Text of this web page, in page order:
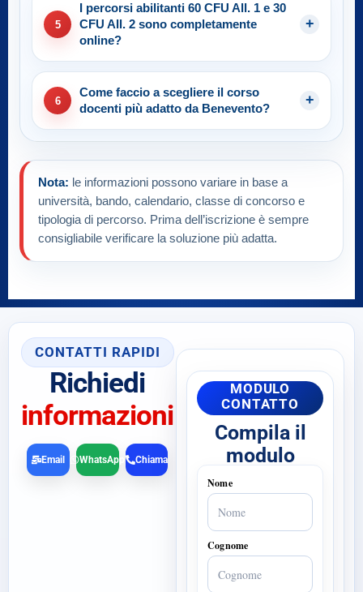
5
I percorsi abilitanti 60 CFU All. 1 e 30
CFU All. 2 sono completamente
online?
6
Come faccio a scegliere il corso
docenti più adatto da Benevento?
Nota: le informazioni possono variare in base a
università, bando, calendario, classe di concorso e
tipologia di percorso. Prima dell’iscrizione è sempre
consigliabile verificare la soluzione più adatta.
CONTATTI RAPIDI
Richiedi
informazioni
Chiama
Email WhatsApp
MODULO
CONTATTO
Compila il
modulo
Nome
Cognome